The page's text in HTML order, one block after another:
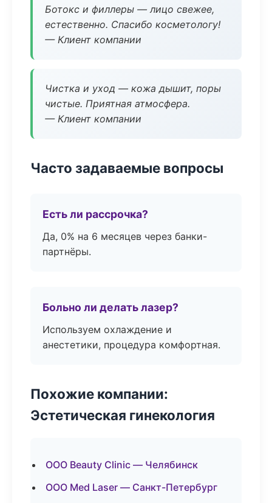
Ботокс и филлеры — лицо свежее,
естественно. Спасибо косметологу!
— Клиент компании
Чистка и уход — кожа дышит, поры
чистые. Приятная атмосфера.
— Клиент компании
Часто задаваемые вопросы
Есть ли рассрочка?
Да, 0% на 6 месяцев через банки-
партнёры.
Больно ли делать лазер?
Используем охлаждение и
анестетики, процедура комфортная.
Похожие компании:
Эстетическая гинекология
ООО Beauty Clinic — Челябинск
ООО Med Laser — Санкт-Петербург